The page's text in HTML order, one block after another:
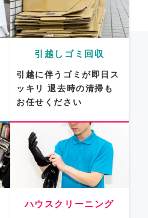
引越しゴミ回収
引越に伴うゴミが即日ス
ッキリ
退去時の清掃も
お任せください
ハウスクリーニング